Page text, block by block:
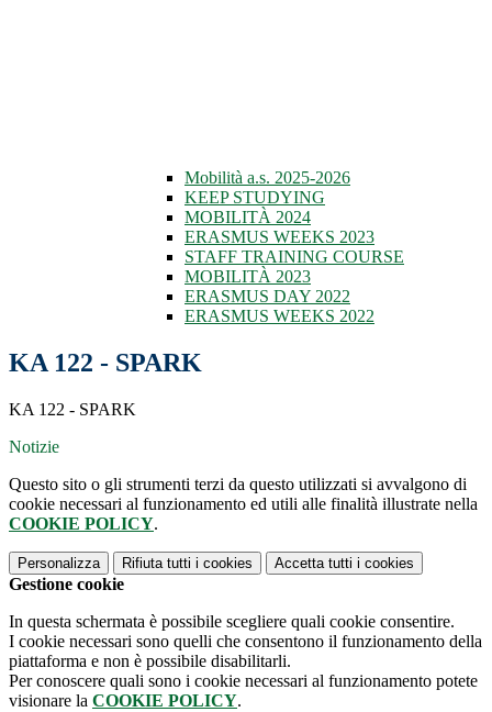
Mobilità a.s. 2025-2026
KEEP STUDYING
MOBILITÀ 2024
ERASMUS WEEKS 2023
STAFF TRAINING COURSE
MOBILITÀ 2023
ERASMUS DAY 2022
ERASMUS WEEKS 2022
KA 122 - SPARK
KA 122 - SPARK
Notizie
Questo sito o gli strumenti terzi da questo utilizzati si avvalgono di
cookie necessari al funzionamento ed utili alle finalità illustrate nella
COOKIE POLICY.
Personalizza Rifiuta tutti i cookies Accetta tutti i cookies
Gestione cookie
In questa schermata è possibile scegliere quali cookie consentire.
I cookie necessari sono quelli che consentono il funzionamento della
piattaforma e non è possibile disabilitarli.
Per conoscere quali sono i cookie necessari al funzionamento potete
visionare la COOKIE POLICY.